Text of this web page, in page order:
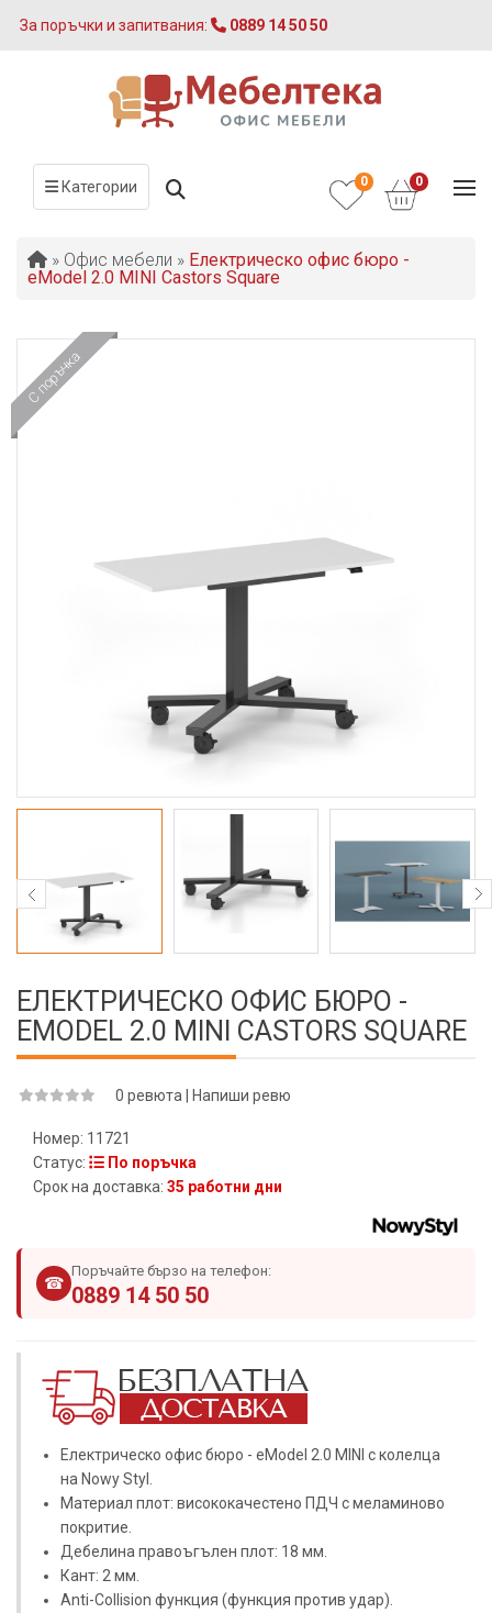
За поръчки и запитвания: 0889 14 50 50
0
0
Категории
» Офис мебели » Електрическо офис бюро -
eModel 2.0 MINI Castors Square
С поръчка
ЕЛЕКТРИЧЕСКО ОФИС БЮРО -
EMODEL 2.0 MINI CASTORS SQUARE
0 ревюта Напиши ревю
Номер: 11721
Статус:
По поръчка
Срок на доставка: 35 работни дни
☎
Поръчайте бързо на телефон:
0889 14 50 50
Електрическо офис бюро - eModel 2.0 MINI с колелца
на Nowy Styl.
Материал плот: висококачестено ПДЧ с меламиново
покритие.
Дебелина правоъгълен плот: 18 мм.
Кант: 2 мм.
Anti-Collision функция (функция против удар).